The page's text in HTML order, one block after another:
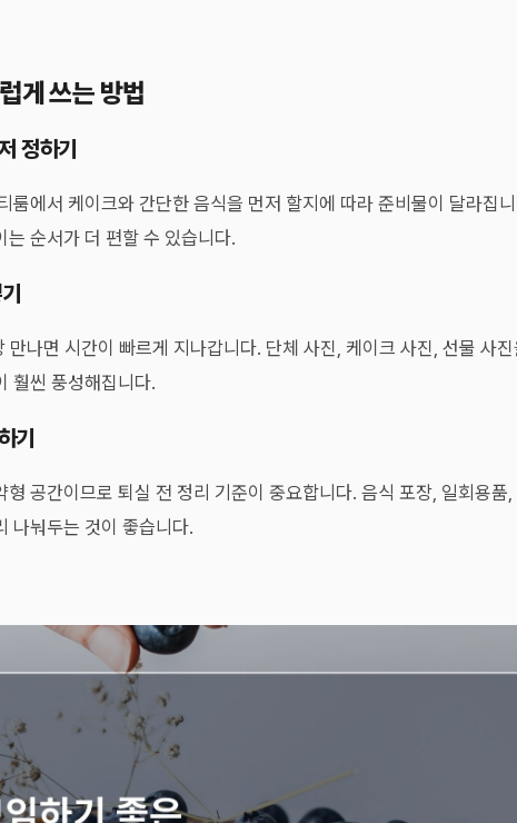
게 쓰는 방법
정하기
룸에서 케이크와 간단한 음식을 먼저 할지에 따라 준비물이 달라집
순서가 더 편할 수 있습니다.
만나면 시간이 빠르게 지나갑니다. 단체 사진, 케이크 사진, 선물 사
훨씬 풍성해집니다.
기
공간이므로 퇴실 전 정리 기준이 중요합니다. 음식 포장, 일회용품
나눠두는 것이 좋습니다.